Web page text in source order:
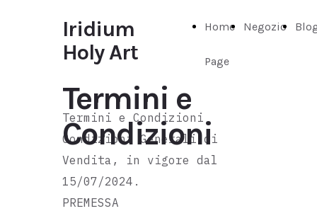
Iridium
Holy Art
Home
Page
Negozio
Termini e
Condizioni
Termini e Condizioni
Condizioni Generali di
Vendita, in vigore dal
15/07/2024.
PREMESSA